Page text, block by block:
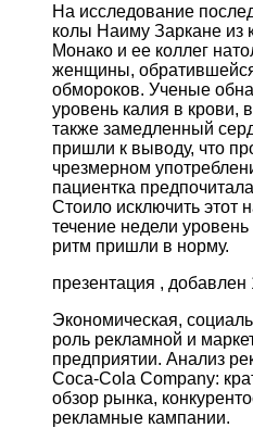
На исследование
колы Наиму Заркане из
Монако и ее коллег
женщины, обратившейся
обмороков. Ученые
уровень калия в крови,
также замедленный
пришли к выводу, что
чрезмерном
пациентка
Стоило исключить этот
течение недели
ритм пришли в норму.
презентация , добавлен
Экономическая,
роль рекламной и
предприятии. Анализ
Coca-Cola Company:
обзор рынка,
рекламные кампании.